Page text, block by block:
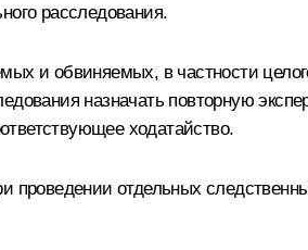
расследования.
и обвиняемых, в частности
назначать повторную
ходатайство.
проведении отдельных